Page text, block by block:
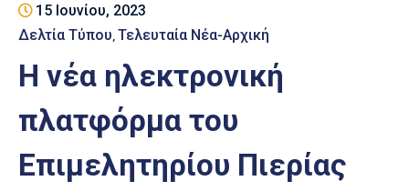
ΓΕΜΗ
Υποστήριξη
Έκθεση
Παραδοσιακών
15 Ιουνίου, 2023
Δελτία Τύπου Τελευταία Νέα-Αρχική
Η νέα ηλεκτρονική
πλατφόρμα του
Επιμελητηρίου Πιερίας